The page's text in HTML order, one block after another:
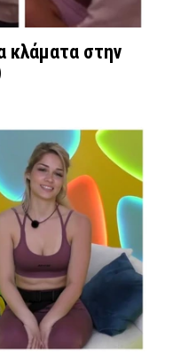
κλάματα στην